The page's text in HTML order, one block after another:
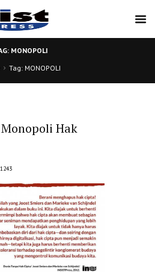
MONOPOLI
Tag: MONOPOLI
Hak
1243